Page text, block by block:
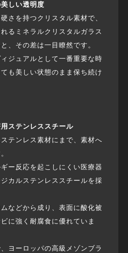
しい透明度
さを持つクリスタル素材で、
るミネラルクリスタルガラス
、その差は一目瞭然です。
ジュアルとして一番重要な時
も美しい状態のまま保ち続け
ステンレススチール
テンレス素材にまで、素材へ
ー反応を起こしにくい医療器
カルステンレススチールを採
などから成り、表面に酸化被
に強く耐腐食に優れていま
ヨーロッパの高級メゾンブラ